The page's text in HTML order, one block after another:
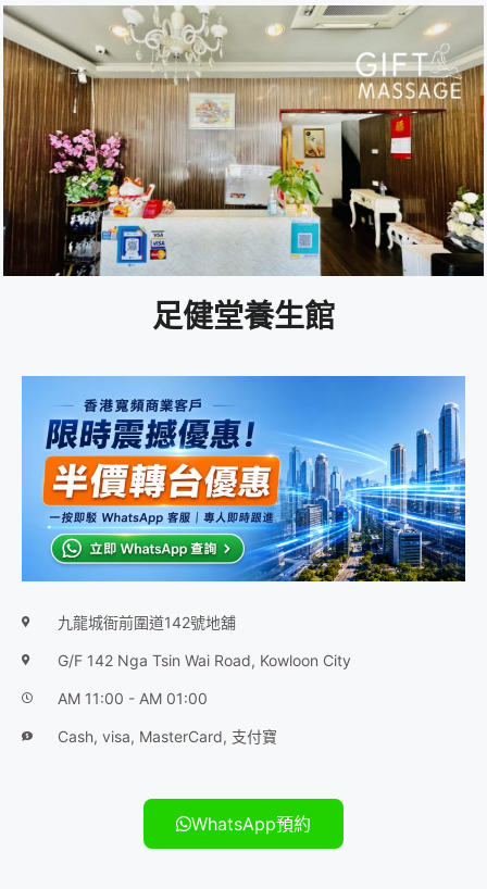
足健堂養生館
九龍城衙前圍道142號地舖
G/F 142 Nga Tsin Wai Road, Kowloon City
AM 11:00 - AM 01:00
Cash, visa, MasterCard, 支付寶
WhatsApp預約